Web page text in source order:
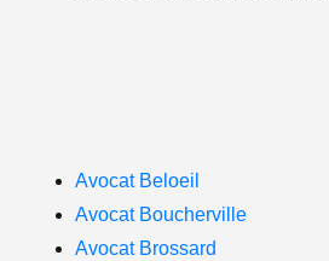
Avocat Beloeil
Avocat Boucherville
Avocat Brossard